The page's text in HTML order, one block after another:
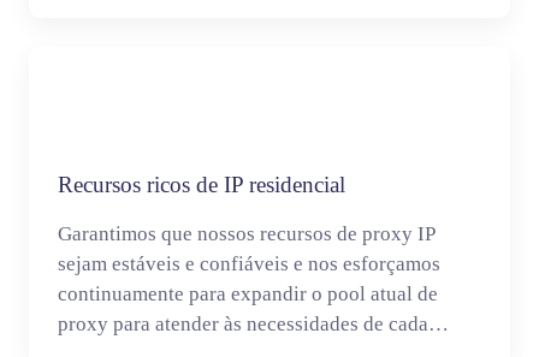
Recursos ricos de IP residencial
Garantimos que nossos recursos de proxy IP
sejam estáveis e confiáveis e nos esforçamos
continuamente para expandir o pool atual de
proxy para atender às necessidades de cada